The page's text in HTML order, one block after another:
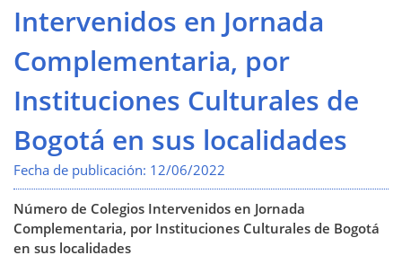
Intervenidos en Jornada
Complementaria, por
Instituciones Culturales de
Bogotá en sus localidades
Fecha de publicación: 12/06/2022
Número de Colegios Intervenidos en Jornada
Complementaria, por Instituciones Culturales de Bogotá
en sus localidades